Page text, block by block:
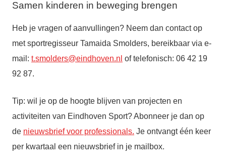
Samen kinderen in beweging brengen
Heb je vragen of aanvullingen? Neem dan contact op
met sportregisseur Tamaida Smolders, bereikbaar via e-
mail: t.smolders@eindhoven.nl of telefonisch: 06 42 19
92 87.
Tip: wil je op de hoogte blijven van projecten en
activiteiten van Eindhoven Sport? Abonneer je dan op
de nieuwsbrief voor professionals. Je ontvangtéén keer
per kwartaal een nieuwsbrief in je mailbox.